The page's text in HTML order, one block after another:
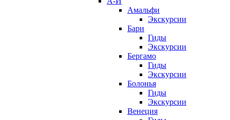
Амальфи
Экскурсии
Бари
Гиды
Экскурсии
Бергамо
Гиды
Экскурсии
Болонья
Гиды
Экскурсии
Венеция